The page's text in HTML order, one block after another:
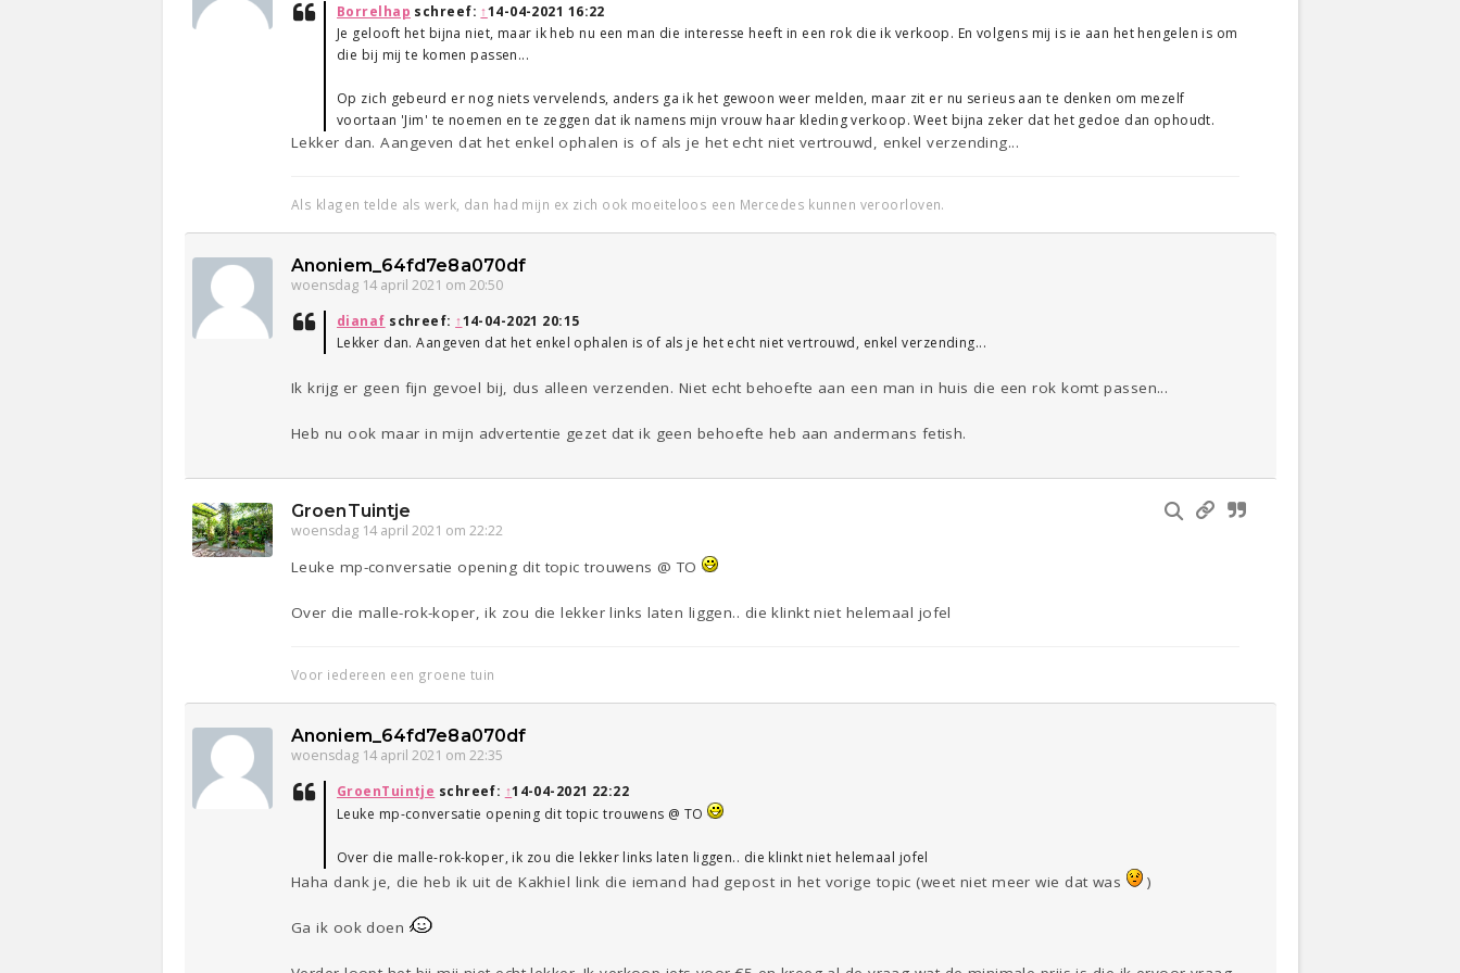
Borrelhap schreef: ↑14-04-2021 16:22
Je gelooft het bijna niet, maar ik heb nu een man die interesse heeft in een rok die ik verkoop. En volgens mij is ie aan het hengelen is om
die bij mij te komen passen...
Op zich gebeurd er nog niets vervelends, anders ga ik het gewoon weer melden, maar zit er nu serieus aan te denken om mezelf
voortaan 'Jim' te noemen en te zeggen dat ik namens mijn vrouw haar kleding verkoop. Weet bijna zeker dat het gedoe dan ophoudt.
Lekker dan. Aangeven dat het enkel ophalen is of als je het echt niet vertrouwd, enkel verzending...
Als klagen telde als werk, dan had mijn ex zich ook moeiteloos een Mercedes kunnen veroorloven.
Anoniem_64fd7e8a070df
woensdag 14 april 2021 om 20:50
dianaf schreef: ↑14-04-2021 20:15
Lekker dan. Aangeven dat het enkel ophalen is of als je het echt niet vertrouwd, enkel verzending...
Ik krijg er geen fijn gevoel bij, dus alleen verzenden. Niet echt behoefte aan een man in huis die een rok komt passen...
Heb nu ook maar in mijn advertentie gezet dat ik geen behoefte heb aan andermans fetish.
GroenTuintje
woensdag 14 april 2021 om 22:22
Leuke mp-conversatie opening dit topic trouwens @ TO
Over die malle-rok-koper, ik zou die lekker links laten liggen.. die klinkt niet helemaal jofel
Voor iedereen een groene tuin
Anoniem_64fd7e8a070df
woensdag 14 april 2021 om 22:35
GroenTuintje schreef: ↑14-04-2021 22:22
Leuke mp-conversatie opening dit topic trouwens @ TO
Over die malle-rok-koper, ik zou die lekker links laten liggen.. die klinkt niet helemaal jofel
Haha dank je, die heb ik uit de Kakhiel link die iemand had gepost in het vorige topic (weet niet meer wie dat was )
Ga ik ook doen